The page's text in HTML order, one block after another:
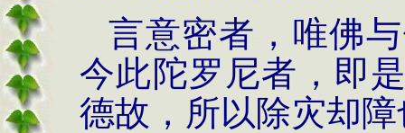
言意密者，唯佛
今此陀罗尼者，即
德故，所以除灾却